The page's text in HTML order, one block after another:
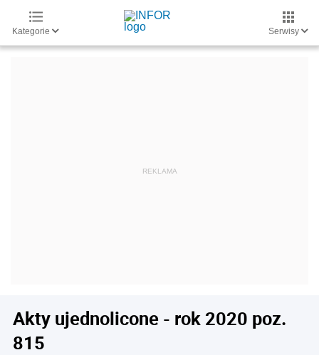
Kategorie Serwisy
Akty ujednolicone - rok 2020 poz.
815